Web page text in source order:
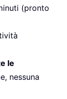
(pronto
le
nessuna